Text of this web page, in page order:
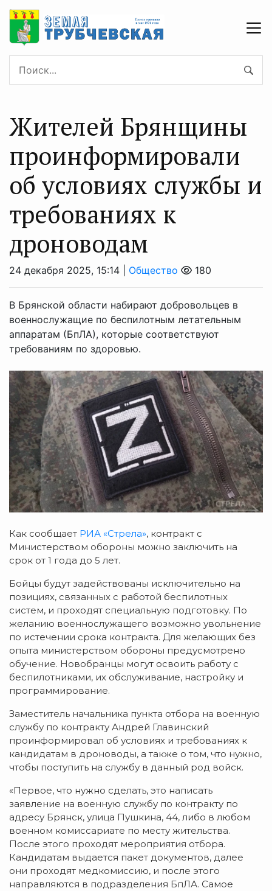
Жителей Брянщины
проинформировали
об условиях службы и
требованиях к
дроноводам
24 декабря 2025, 15:14 | Общество 180
В Брянской области набирают добровольцев в
военнослужащие по беспилотным летательным
аппаратам (БпЛА), которые соответствуют
требованиям по здоровью.
Как сообщает РИА «Стрела», контракт с
Министерством обороны можно заключить на
срок от 1 года до 5 лет.
Бойцы будут задействованы исключительно на
позициях, связанных с работой беспилотных
систем, и проходят специальную подготовку. По
желанию военнослужащего возможно увольнение
по истечении срока контракта. Для желающих без
опыта министерством обороны предусмотрено
обучение. Новобранцы могут освоить работу с
беспилотниками, их обслуживание, настройку и
программирование.
Заместитель начальника пункта отбора на военную
службу по контракту Андрей Главинский
проинформировал об условиях и требованиях к
кандидатам в дроноводы, а также о том, что нужно,
чтобы поступить на службу в данный род войск.
«Первое, что нужно сделать, это написать
заявление на военную службу по контракту по
адресу Брянск, улица Пушкина, 44, либо в любом
военном комиссариате по месту жительства.
После этого проходят мероприятия отбора.
Кандидатам выдается пакет документов, далее
они проходят медкомиссию, и после этого
направляются в подразделения БпЛА. Самое